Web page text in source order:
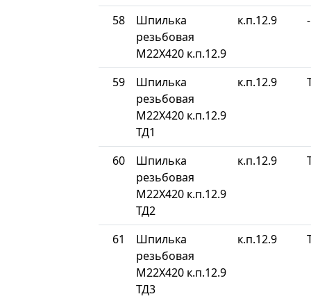
58
Шпилька
резьбовая
М22Х420 к.п.12.9
к.п.12.9 -
59
Шпилька
резьбовая
М22Х420 к.п.12.9
ТД1
к.п.12.9
60
Шпилька
резьбовая
М22Х420 к.п.12.9
ТД2
к.п.12.9
61
Шпилька
резьбовая
М22Х420 к.п.12.9
ТД3
к.п.12.9